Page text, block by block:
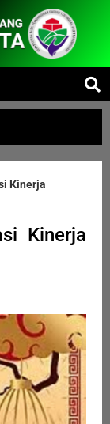
Kinerja
Kinerja